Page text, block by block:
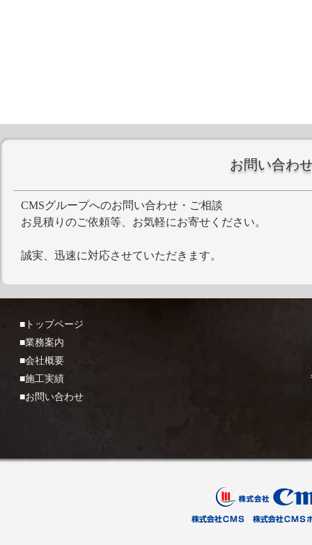
お問い合わ
CMSグループへのお問い合わせ・ご相談
お見積りのご依頼等、お気軽にお寄せください。
誠実、迅速に対応させていただきます。
■トップページ
■業務案内
■会社概要
■施工実績
■お問い合わせ